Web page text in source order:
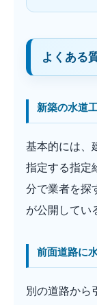
よくある
新築の水道
基本的には、
指定する指定
分で業者を探
が公開してい
前面道路に
別の道路から